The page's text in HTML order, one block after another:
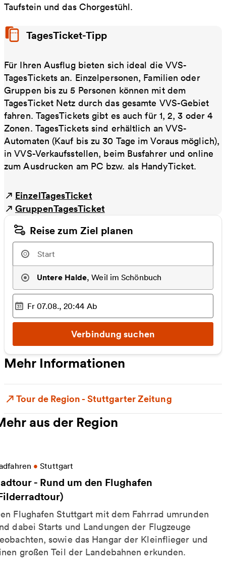
Taufstein und das Chorgestühl.
TagesTicket-Tipp
Für Ihren Ausflug bieten sich ideal die VVS-
TagesTickets an. Einzelpersonen, Familien oder
Gruppen bis zu 5 Personen können mit dem
TagesTicket Netz durch das gesamte VVS-Gebiet
fahren. TagesTickets gibt es auch für 1, 2, 3 oder 4
Zonen. TagesTickets sind erhältlich an VVS-
Automaten (Kauf bis zu 30 Tage im Voraus möglich),
in VVS-Verkaufsstellen, beim Busfahrer und online
zum Ausdrucken am PC bzw. als HandyTicket.
EinzelTagesTicket
GruppenTagesTicket
Reise zum Ziel planen
Untere Halde,Weil im Schönbuch
Ausgewählter Zeitpunkt
Fr 07.08., 20:44 Ab
Verbindung suchen
Mehr Informationen
Tour de Region - Stuttgarter Zeitung
aus der Region
• Stuttgart
- Rund um den Flughafen
Flughafen Stuttgart mit dem Fahrrad umrunden
dabei Starts und Landungen der Flugzeuge
sowie das Hangar der Kleinflieger und
großen Teil der Landebahnen erkunden.
Informationen zu Radtour - Rund um den